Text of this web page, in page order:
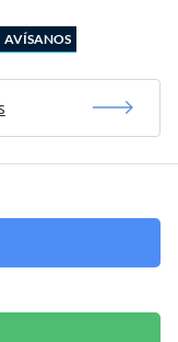
AVÍSANOS